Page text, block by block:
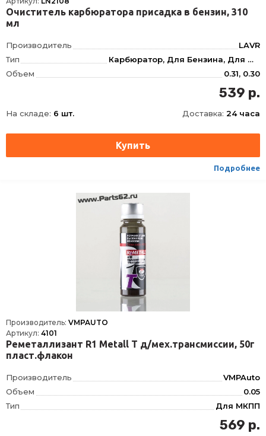
Очиститель карбюратора присадка в бензин, 310
мл
Производитель
LAVR
Тип
Карбюратор, Для Бензина, Для Очистки карбюратора, Для Очистки топливной системы, Топливной системы, Бензиновые системы
Объем
0.31, 0.30
310 мл
62
Ширина
62
Условия хранения
±30
3811900000
539 р.
На складе: 6 шт. Доставка: 24 часа
Подробнее
Производитель: VMPAUTO
Артикул: 4101
Реметаллизант R1 Metall Т д/мех.трансмиссии, 50г
пласт.флакон
Производитель
VMPAuto
Объем
0.05
Тип
Для МКПП
569 р.